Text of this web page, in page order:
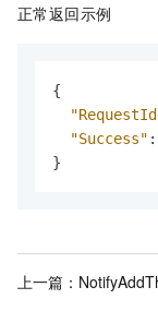
正常返回示例
{
"Success" :
}
上一篇：